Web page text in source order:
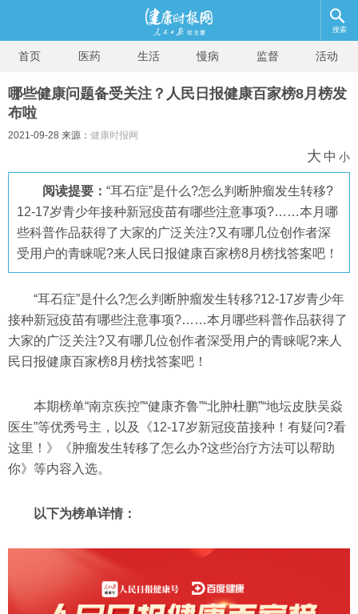
搜索
首页 医药 生活 慢病 监督 活动
哪些健康问题备受关注？人民日报健康百家榜8月榜发
布啦
2021-09-28 来源： 健康时报网
大 中 小
阅读提要： “耳石症”是什么?怎么判断肿瘤发生转移?
12-17岁青少年接种新冠疫苗有哪些注意事项?……本月哪
些科普作品获得了大家的广泛关注?又有哪几位创作者深
受用户的青睐呢?来人民日报健康百家榜8月榜找答案吧！
“耳石症”是什么?怎么判断肿瘤发生转移?12-17岁青少年
接种新冠疫苗有哪些注意事项?……本月哪些科普作品获得了
大家的广泛关注?又有哪几位创作者深受用户的青睐呢?来人
民日报健康百家榜8月榜找答案吧！
本期榜单“南京疾控”“健康齐鲁”“北肿杜鹏”“地坛皮肤吴焱
医生”等优秀号主，以及《12-17岁新冠疫苗接种！有疑问?看
这里！》《肿瘤发生转移了怎么办?这些治疗方法可以帮助
你》等内容入选。
以下为榜单详情：